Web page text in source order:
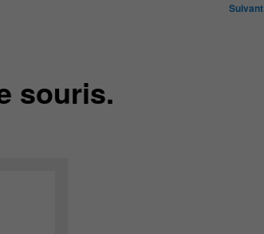
Suivant
souris.